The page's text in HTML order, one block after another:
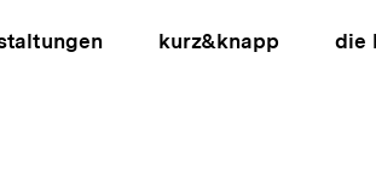
kurz&knapp die